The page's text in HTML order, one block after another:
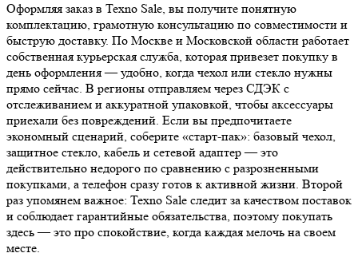
Оформляя заказ в Texno Sale, вы получите понятную
комплектацию, грамотную консультацию по совместимости и
быструю доставку. По Москве и Московской области работает
собственная курьерская служба, которая привезет покупку в
день оформления — удобно, когда чехол или стекло нужны
прямо сейчас. В регионы отправляем через СДЭК с
отслеживанием и аккуратной упаковкой, чтобы аксессуары
приехали без повреждений. Если вы предпочитаете
экономный сценарий, соберите «старт-пак»: базовый чехол,
защитное стекло, кабель и сетевой адаптер — это
действительно недорого по сравнению с разрозненными
покупками, а телефон сразу готов к активной жизни. Второй
раз упомянем важное: Texno Sale следит за качеством поставок
и соблюдает гарантийные обязательства, поэтому покупать
здесь — это про спокойствие, когда каждая мелочь на своем
месте.